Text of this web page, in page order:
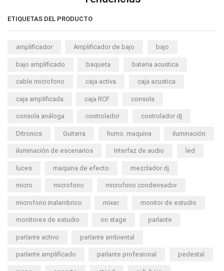
ETIQUETAS DEL PRODUCTO
amplificador Amplificador de bajo bajo
bajo amplificado baqueta bateria acustica
cable microfono caja activa caja acustica
caja amplificada caja RCF consola
consola análoga controlador controlador dj
Ditronics Guitarra humo. maquina iluminación
iluminación de escenarios Interfaz de audio led
luces maquina de efecto mezclador dj
micro microfono microfono condensador
microfono inalambrico mixer monitor de estudio
monitores de estudio on stage parlante
parlante activo parlante ambiental
parlante amplificado parlante profesional pedestal